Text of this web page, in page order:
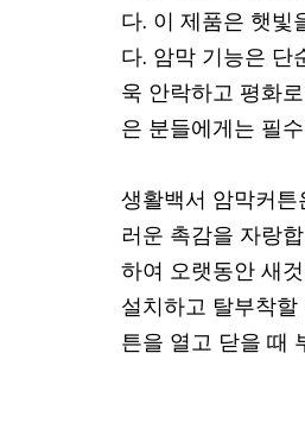
다. 이 제품은 햇빛
다. 암막 기능은 단
욱 안락하고 평화
은 분들에게는 필
생활백서 암막커
러운 촉감을 자랑
하여 오랫동안 새
설치하고 탈부착
튼을 열고 닫을 때